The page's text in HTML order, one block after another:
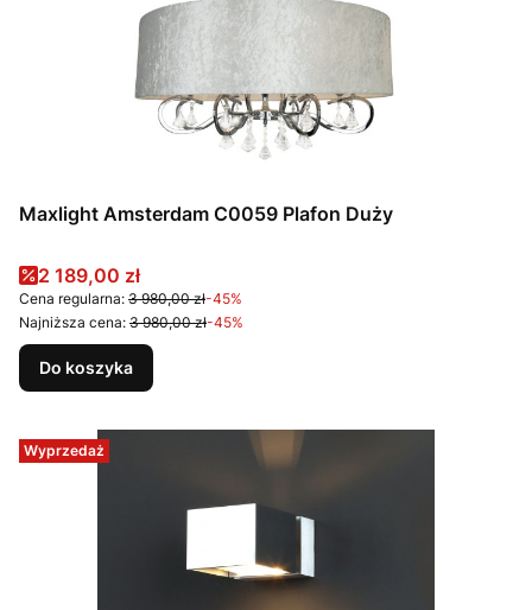
Maxlight Amsterdam C0059 Plafon Duży
Cena promocyjna
2 189,00 zł
Cena regularna: 3 980,00 zł-45%
Najniższa cena: 3 980,00 zł-45%
Do koszyka
Wyprzedaż